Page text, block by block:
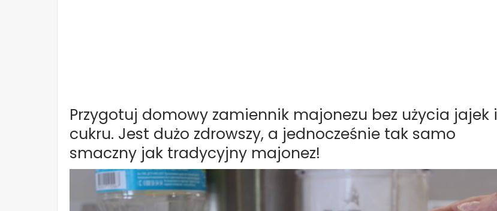
Przygotuj domowy zamiennik majonezu bez użycia jajek i
cukru. Jest dużo zdrowszy, a jednocześnie tak samo
smaczny jak tradycyjny majonez!